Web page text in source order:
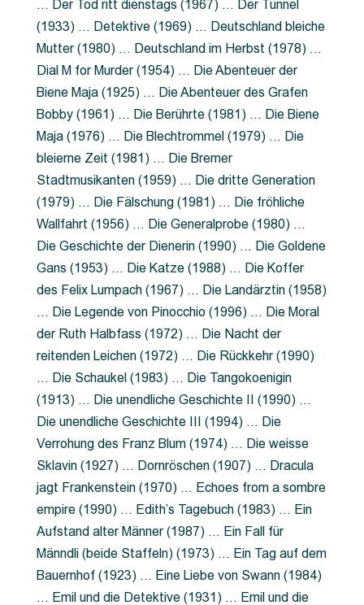
… Der Tod ritt dienstags (1967) … Der Tunnel
(1933) … Detektive (1969) … Deutschland bleiche
Mutter (1980) … Deutschland im Herbst (1978) …
Dial M for Murder (1954) … Die Abenteuer der
Biene Maja (1925) … Die Abenteuer des Grafen
Bobby (1961) … Die Berührte (1981) … Die Biene
Maja (1976) … Die Blechtrommel (1979) … Die
bleierne Zeit (1981) … Die Bremer
Stadtmusikanten (1959) … Die dritte Generation
(1979) … Die Fälschung (1981) … Die fröhliche
Wallfahrt (1956) … Die Generalprobe (1980) …
Die Geschichte der Dienerin (1990) … Die Goldene
Gans (1953) … Die Katze (1988) … Die Koffer
des Felix Lumpach (1967) … Die Landärztin (1958)
… Die Legende von Pinocchio (1996) … Die Moral
der Ruth Halbfass (1972) … Die Nacht der
reitenden Leichen (1972) … Die Rückkehr (1990)
… Die Schaukel (1983) … Die Tangokoenigin
(1913) … Die unendliche Geschichte II (1990) …
Die unendliche Geschichte III (1994) … Die
Verrohung des Franz Blum (1974) … Die weisse
Sklavin (1927) … Dornröschen (1907) … Dracula
jagt Frankenstein (1970) … Echoes from a sombre
empire (1990) … Edith’s Tagebuch (1983) … Ein
Aufstand alter Männer (1987) … Ein Fall für
Männdli (beide Staffeln) (1973) … Ein Tag auf dem
Bauernhof (1923) … Eine Liebe von Swann (1984)
… Emil und die Detektive (1931) … Emil und die